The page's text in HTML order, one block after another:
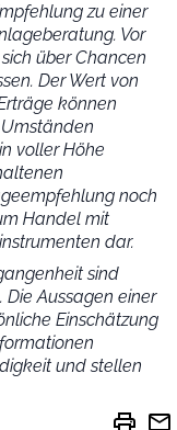
zu einer
Vor
über Chancen
Der Wert von
können
voller Höhe
noch
Handel mit
dar.
sind
Aussagen einer
Einschätzung
und stellen
print mail